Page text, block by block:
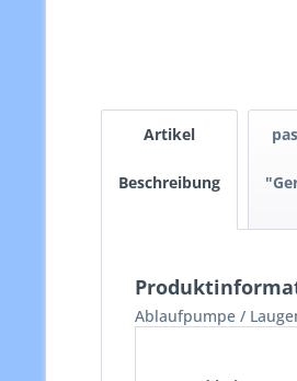
Artikel
Beschreibung
Ablaufpumpe /